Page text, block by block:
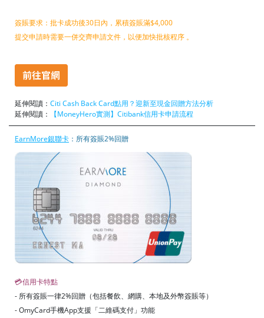
簽賬要求：批卡成功後30日內，累積簽賬滿$4,000
提交申請時需要一併交齊申請文件，以便加快批核程序 。
延伸閱讀： Citi Cash Back Card點用？迎新至現金回贈方法分析
延伸閱讀：
【MoneyHero實測】Citibank信用卡申請流程
EarnMore銀聯卡 ：所有簽賬2%回贈
💳信用卡特點
- 所有簽賬一律2%回贈（包括餐飲、網購、本地及外幣簽賬等）
- OmyCard手機App支援「二維碼支付」功能